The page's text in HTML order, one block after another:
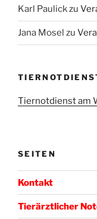
Karl Paulickzu
Jana Mosel zu
Tiernotdienst am
SEITEN
Kontakt
Tierärztlicher